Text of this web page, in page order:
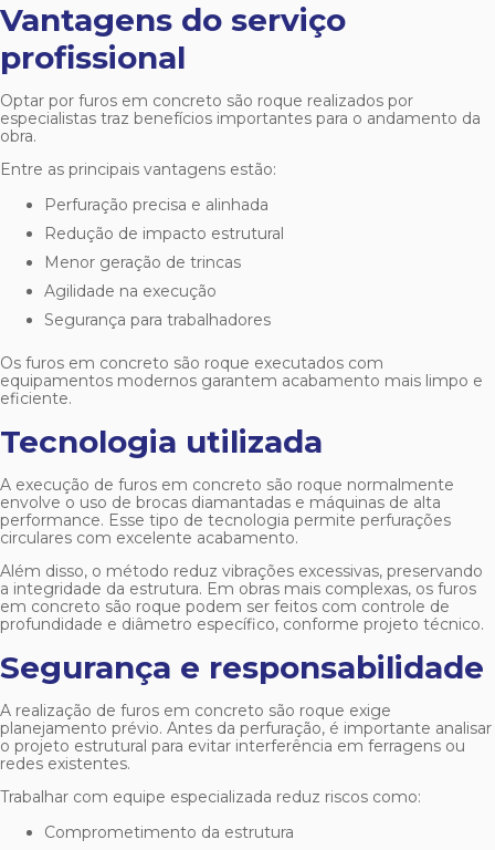
Vantagens do serviço
profissional
Optar por furos em concreto são roque realizados por
especialistas traz benefícios importantes para o andamento da
obra.
Entre as principais vantagens estão:
Perfuração precisa e alinhada
Redução de impacto estrutural
Menor geração de trincas
Agilidade na execução
Segurança para trabalhadores
Os furos em concreto são roque executados com
equipamentos modernos garantem acabamento mais limpo e
eficiente.
Tecnologia utilizada
A execução de furos em concreto são roque normalmente
envolve o uso de brocas diamantadas e máquinas de alta
performance. Esse tipo de tecnologia permite perfurações
circulares com excelente acabamento.
Além disso, o método reduz vibrações excessivas, preservando
a integridade da estrutura. Em obras mais complexas, os furos
em concreto são roque podem ser feitos com controle de
profundidade e diâmetro específico, conforme projeto técnico.
Segurança e responsabilidade
A realização de furos em concreto são roque exige
planejamento prévio. Antes da perfuração, é importante analisar
o projeto estrutural para evitar interferência em ferragens ou
redes existentes.
Trabalhar com equipe especializada reduz riscos como:
Comprometimento da estrutura